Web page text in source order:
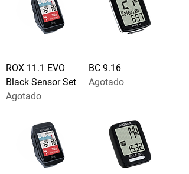
ROX 11.1 EVO
Black Sensor Set
Agotado
BC 9.16
Agotado